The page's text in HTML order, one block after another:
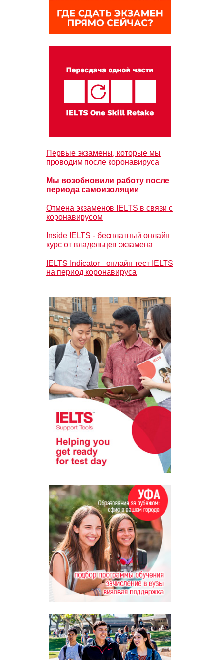
Первые экзамены, которые мы
проводим после коронавируса
Мы возобновили работу после
периода самоизоляции
Отмена экзаменов IELTS в связи с
коронавирусом
Inside IELTS - бесплатный онлайн
курс от владельцев экзамена
IELTS Indicator - онлайн тест IELTS
на период коронавируса